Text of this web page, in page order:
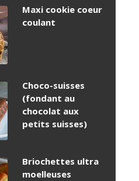
Maxi cookie coeur
coulant
Choco-suisses
(fondant au
chocolat aux
petits suisses)
Briochettes ultra
moelleuses